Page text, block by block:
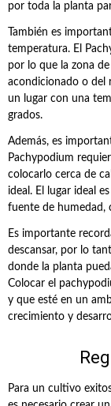
por toda la planta
También es
temperatura. El
por lo que la zona
acondicionado o del
un lugar con una
grados.
Además, es
Pachypodium
colocarlo cerca de
ideal. El lugar ideal
fuente de humedad,
Es importante
descansar, por lo
donde la planta
Colocar el
y que esté en un
crecimiento y
Para un cultivo